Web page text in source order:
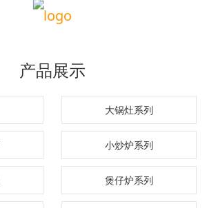
产品展示
大锅灶系列
小炒炉系列
煲仔炉系列